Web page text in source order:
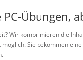
Übungen,
Wir komprimieren die
Sie bekommen